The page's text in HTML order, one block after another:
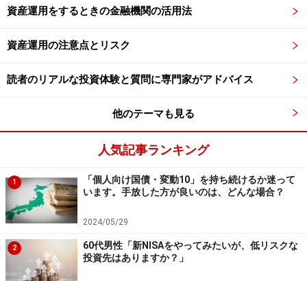
資産運用をするときの金融機関の活用法
資産運用の注意点とリスク
読者のリアルな投資体験と質問に専門家がアドバイス
他のテーマも見る
人気記事ランキング
1
「個人向け国債・変動10」を持ち続けるか迷って
います。手放した方が良いのは、どんな場合？
2024/05/29
2
60代男性「新NISAをやってみたいが、低リスクな
投資先はありますか？」